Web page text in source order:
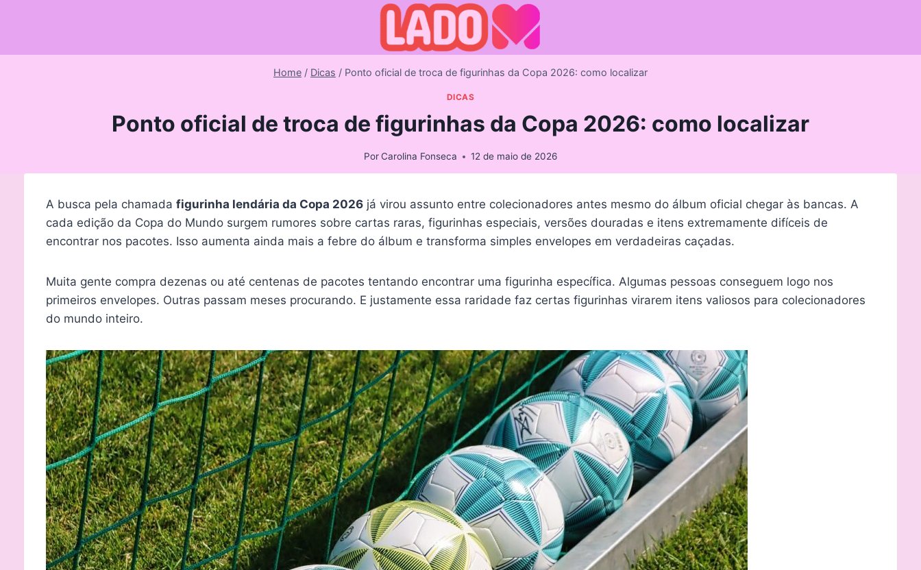
Home / Dicas / Ponto oficial de troca de figurinhas da Copa 2026: como localizar
DICAS
Ponto oficial de troca de figurinhas da Copa 2026: como localizar
PorCarolina Fonseca 12 de maio de 2026
A busca pela chamada figurinha lendária da Copa 2026 já virou assunto entre colecionadores antes mesmo do álbum oficial chegar às bancas. A
cada edição da Copa do Mundo surgem rumores sobre cartas raras, figurinhas especiais, versões douradas e itens extremamente difíceis de
encontrar nos pacotes. Isso aumenta ainda mais a febre do álbum e transforma simples envelopes em verdadeiras caçadas.
Muita gente compra dezenas ou até centenas de pacotes tentando encontrar uma figurinha específica. Algumas pessoas conseguem logo nos
primeiros envelopes. Outras passam meses procurando. E justamente essa raridade faz certas figurinhas virarem itens valiosos para colecionadores
do mundo inteiro.